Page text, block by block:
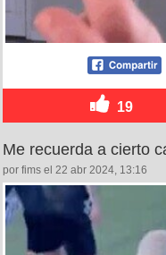
19
Me recuerda a cierto
por fims el 22 abr 2024, 13:16